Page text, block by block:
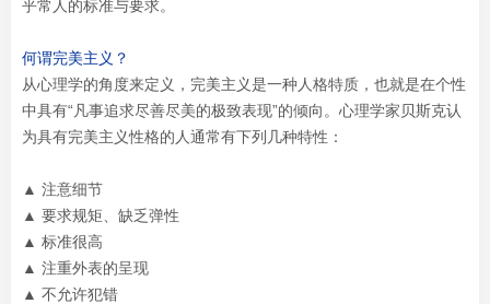
乎常人的标准与要求。
何谓完美主义？
从心理学的角度来定义，完美主义是一种人格特质，也就是在个性
中具有“凡事追求尽善尽美的极致表现”的倾向。心理学家贝斯克认
为具有完美主义性格的人通常有下列几种特性：
▲ 注意细节
▲ 要求规矩、缺乏弹性
▲ 标准很高
▲ 注重外表的呈现
▲ 不允许犯错